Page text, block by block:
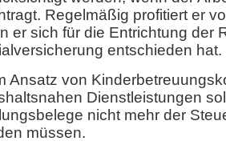
Regelmäßig profitiert er
er sich für die Entrichtung der
entschieden hat.
Ansatz von
Dienstleistungen
nicht mehr der
müssen.